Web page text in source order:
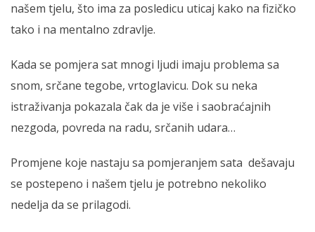
našem tjelu, što ima za posledicu uticaj kako na fizičko
tako i na mentalno zdravlje.
Kada se pomjera sat mnogi ljudi imaju problema sa
snom, srčane tegobe, vrtoglavicu. Dok su neka
istraživanja pokazala čak da je više i saobraćajnih
nezgoda, povreda na radu, srčanih udara…
Promjene koje nastaju sa pomjeranjem sata dešavaju
se postepeno i našem tjelu je potrebno nekoliko
nedelja da se prilagodi.